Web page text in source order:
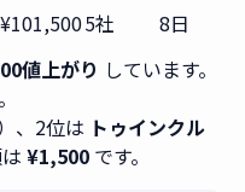
¥101,5005社
8日
値上がり しています。
、2位は トゥインクル
¥1,500 です。